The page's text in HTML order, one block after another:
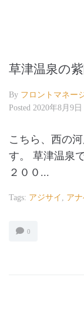
草津温泉の
By フロントマネー
Posted 2020年8月9日
こちら、西の
す。 草津温泉
２００...
Tags: アジサイ , ア
0